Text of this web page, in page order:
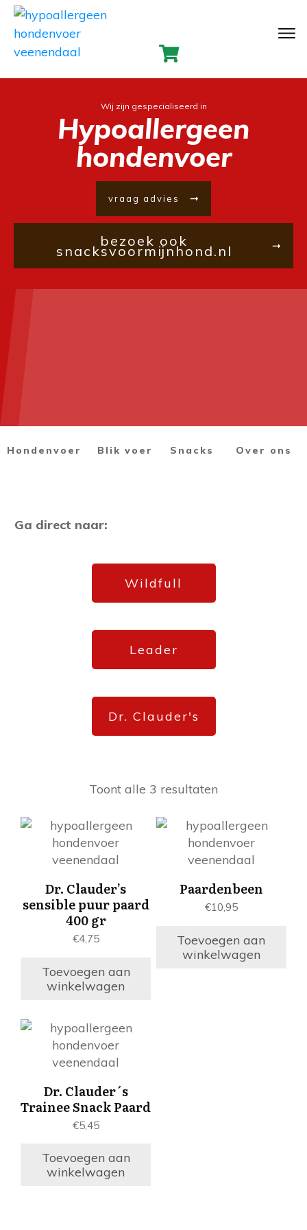
Wij zijn gespecialiseerd in
Hypoallergeen
hondenvoer
vraag advies
bezoek ook
snacksvoormijnhond.nl
Hondenvoer Blik voer Snacks Over ons
Ga direct naar:
Wildfull
Leader
Dr. Clauder's
Toont alle 3 resultaten
Dr. Clauder’s
sensible puur paard
400 gr
€4,75
Toevoegen aan
winkelwagen
Paardenbeen
€10,95
Toevoegen aan
winkelwagen
Dr. Clauder´s
Trainee Snack Paard
€5,45
Toevoegen aan
winkelwagen